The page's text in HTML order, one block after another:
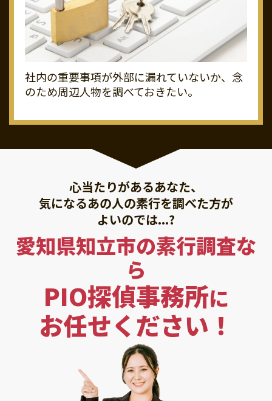
社内の重要事項が外部に漏れていないか、念
のため周辺人物を調べておきたい。
心当たりがあるあなた、
気になるあの人の素行を調べた方が
よいのでは...?
愛知県知立市の素行調査な
ら
PIO探偵事務所に
お任せください！